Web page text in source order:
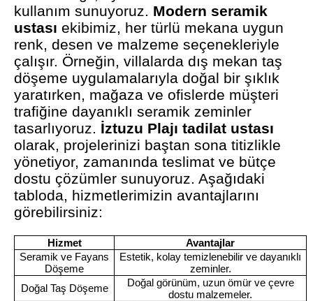
kullanım sunuyoruz. Modern seramik
ustası ekibimiz, her türlü mekana uygun
renk, desen ve malzeme seçenekleriyle
çalışır. Örneğin, villalarda dış mekan taş
döşeme uygulamalarıyla doğal bir şıklık
yaratırken, mağaza ve ofislerde müşteri
trafiğine dayanıklı seramik zeminler
tasarlıyoruz. İztuzu Plajı tadilat ustası
olarak, projelerinizi baştan sona titizlikle
yönetiyor, zamanında teslimat ve bütçe
dostu çözümler sunuyoruz. Aşağıdaki
tabloda, hizmetlerimizin avantajlarını
görebilirsiniz:
Hizmet
Avantajlar
Seramik ve Fayans
Döşeme
Estetik, kolay temizlenebilir ve dayanıklı
zeminler.
Doğal Taş Döşeme
Doğal görünüm, uzun ömür ve çevre
dostu malzemeler.